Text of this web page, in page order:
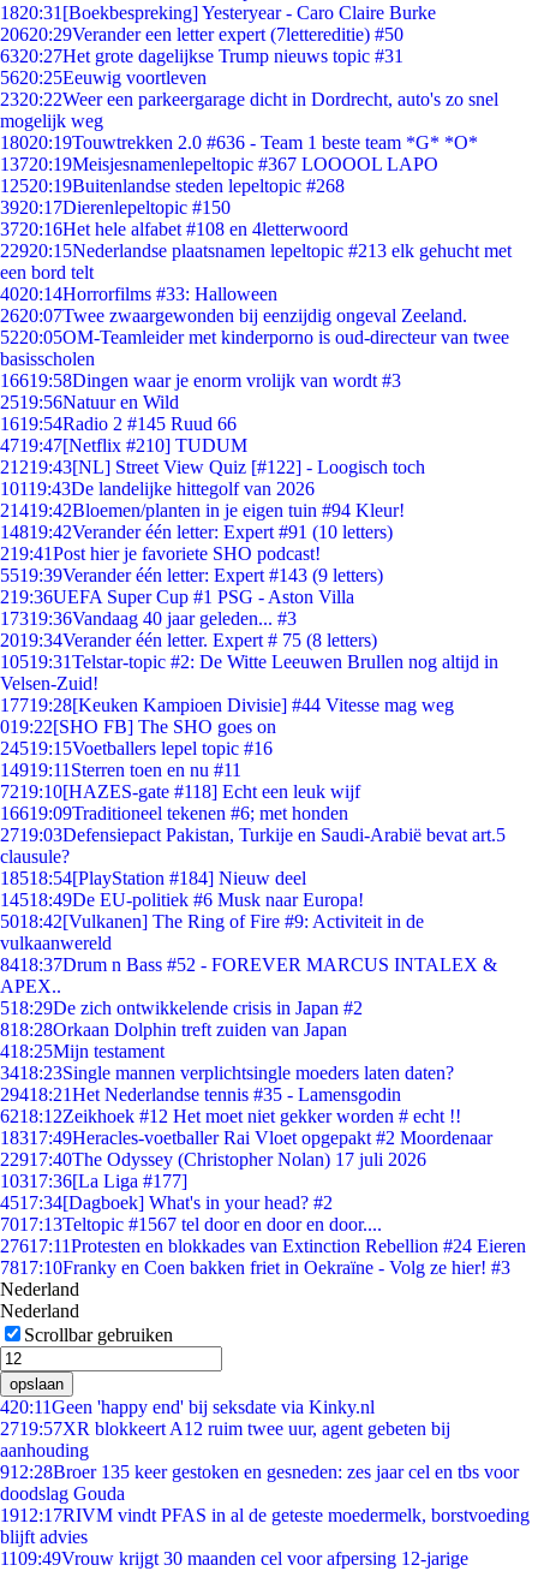
1820:31 [Boekbespreking] Yesteryear - Caro Claire Burke
20620:29Verander een letter expert (7lettereditie) #50
6320:27Het grote dagelijkse Trump nieuws topic #31
5620:25Eeuwig voortleven
2320:22Weer een parkeergarage dicht in Dordrecht, auto's zo snel
mogelijk weg
18020:19Touwtrekken 2.0 #636 - Team 1 beste team *G* *O*
13720:19Meisjesnamenlepeltopic #367 LOOOOL LAPO
12520:19Buitenlandse steden lepeltopic #268
3920:17Dierenlepeltopic #150
3720:16Het hele alfabet #108 en 4letterwoord
22920:15Nederlandse plaatsnamen lepeltopic #213 elk gehucht met
een bord telt
4020:14Horrorfilms #33: Halloween
2620:07Twee zwaargewonden bij eenzijdig ongeval Zeeland.
5220:05OM-Teamleider met kinderporno is oud-directeur van twee
basisscholen
16619:58Dingen waar je enorm vrolijk van wordt #3
2519:56Natuur en Wild
1619:54Radio 2 #145 Ruud 66
4719:47[Netflix #210] TUDUM
21219:43[NL] Street View Quiz [#122] - Loogisch toch
10119:43De landelijke hittegolf van 2026
21419:42Bloemen/planten in je eigen tuin #94 Kleur!
14819:42Verander één letter: Expert #91 (10 letters)
219:41Post hier je favoriete SHO podcast!
5519:39Verander één letter: Expert #143 (9 letters)
219:36UEFA Super Cup #1 PSG - Aston Villa
17319:36Vandaag 40 jaar geleden... #3
2019:34Verander één letter. Expert # 75 (8 letters)
10519:31Telstar-topic #2: De Witte Leeuwen Brullen nog altijd in
Velsen-Zuid!
17719:28[Keuken Kampioen Divisie] #44 Vitesse mag weg
019:22[SHO FB] The SHO goes on
24519:15Voetballers lepel topic #16
14919:11 Sterren toen en nu #11
7219:10[HAZES-gate #118] Echt een leuk wijf
16619:09Traditioneel tekenen #6; met honden
2719:03Defensiepact Pakistan, Turkije en Saudi-Arabië bevat art.5
clausule?
18518:54[PlayStation #184] Nieuw deel
14518:49De EU-politiek #6 Musk naar Europa!
5018:42[Vulkanen] The Ring of Fire #9: Activiteit in de
vulkaanwereld
8418:37Drum n Bass #52 - FOREVER MARCUS INTALEX &
APEX..
518:29De zich ontwikkelende crisis in Japan #2
818:28Orkaan Dolphin treft zuiden van Japan
418:25Mijn testament
3418:23Single mannen verplichtsingle moeders laten daten?
29418:21Het Nederlandse tennis #35 - Lamensgodin
6218:12Zeikhoek #12 Het moet niet gekker worden # echt !!
18317:49Heracles-voetballer Rai Vloet opgepakt #2 Moordenaar
22917:40The Odyssey (Christopher Nolan) 17 juli 2026
10317:36[La Liga #177]
4517:34[Dagboek] What's in your head? #2
7017:13Teltopic #1567 tel door en door en door....
27617:11Protesten en blokkades van Extinction Rebellion #24 Eieren
7817:10Franky en Coen bakken friet in Oekraïne - Volg ze hier! #3
Nederland
Nederland
Scrollbar gebruiken
opslaan
420:11Geen 'happy end' bij seksdate via Kinky.nl
2719:57XR blokkeert A12 ruim twee uur, agent gebeten bij
aanhouding
912:28Broer 135 keer gestoken en gesneden: zes jaar cel en tbs voor
doodslag Gouda
1912:17RIVM vindt PFAS in al de geteste moedermelk, borstvoeding
blijft advies
1109:49Vrouw krijgt 30 maanden cel voor afpersing 12-jarige